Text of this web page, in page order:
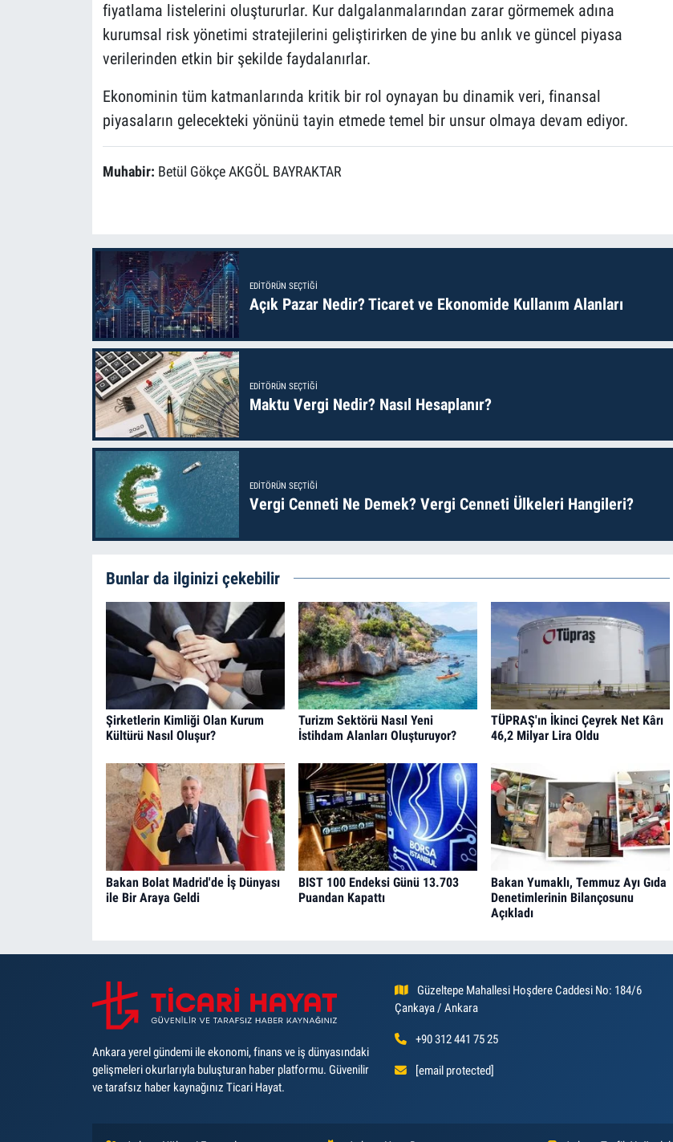
fiyatlama listelerini oluştururlar. Kur dalgalanmalarından zarar görmemek adına
kurumsal risk yönetimi stratejilerini geliştirirken de yine bu anlık ve güncel piyasa
verilerinden etkin bir şekilde faydalanırlar.
Ekonominin tüm katmanlarında kritik bir rol oynayan bu dinamik veri, finansal
piyasaların gelecekteki yönünü tayin etmede temel bir unsur olmaya devam ediyor.
Muhabir: Betül Gökçe AKGÖL BAYRAKTAR
EDITÖRÜN SEÇTIĞI
Açık Pazar Nedir? Ticaret ve Ekonomide Kullanım Alanları
EDITÖRÜN SEÇTIĞI
Maktu Vergi Nedir? Nasıl Hesaplanır?
EDITÖRÜN SEÇTIĞI
Vergi Cenneti Ne Demek? Vergi Cenneti Ülkeleri Hangileri?
Bunlar da ilginizi çekebilir
Şirketlerin Kimliği Olan Kurum
Kültürü Nasıl Oluşur?
Turizm Sektörü Nasıl Yeni
İstihdam Alanları Oluşturuyor?
TÜPRAŞ'ın İkinci Çeyrek Net Kârı
46,2 Milyar Lira Oldu
Bakan Bolat Madrid'de İş Dünyası
ile Bir Araya Geldi
BIST 100 Endeksi Günü 13.703
Puandan Kapattı
Bakan Yumaklı, Temmuz Ayı Gıda
Denetimlerinin Bilançosunu
Açıkladı
Ankara yerel gündemi ile ekonomi, finans ve iş dünyasındaki
gelişmeleri okurlarıyla buluşturan haber platformu. Güvenilir
ve tarafsız haber kaynağınız Ticari Hayat.
Güzeltepe Mahallesi Hoşdere Caddesi No: 184/6
Çankaya / Ankara
+90 312 441 75 25
[email protected]